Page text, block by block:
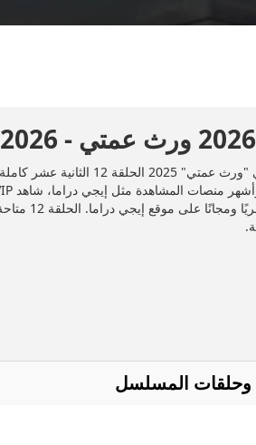
وحلقات المسلسل